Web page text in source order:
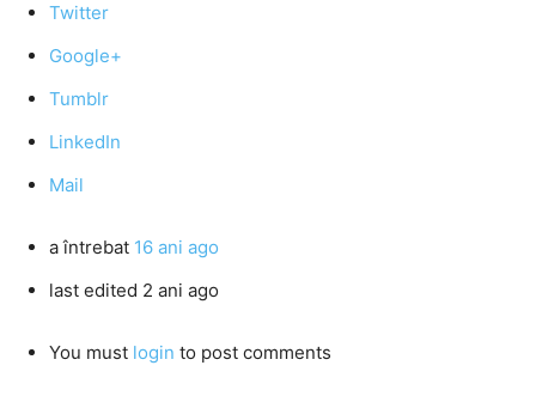
Twitter
Google+
Tumblr
LinkedIn
Mail
a întrebat 16 ani ago
last edited 2 ani ago
You must login to post comments